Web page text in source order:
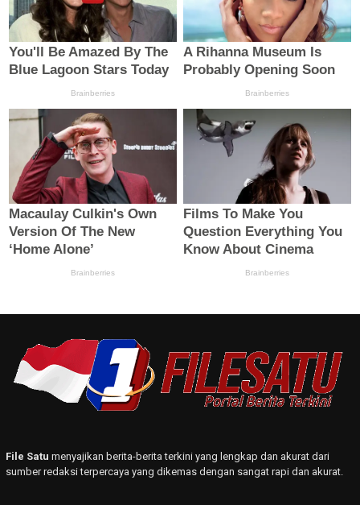
File Satu menyajikan berita-berita terkini yang lengkap dan akurat dari
sumber redaksi terpercaya yang dikemas dengan sangat rapi dan akurat.